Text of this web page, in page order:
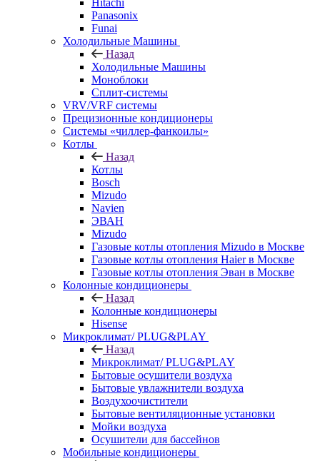
Hitachi
Panasonix
Funai
Холодильные Машины
Назад
Холодильные Машины
Моноблоки
Сплит-системы
VRV/VRF системы
Прецизионные кондиционеры
Системы «чиллер-фанкоилы»
Котлы
Назад
Котлы
Bosch
Mizudo
Navien
ЭВАН
Mizudo
Газовые котлы отопления Mizudo в Москве
Газовые котлы отопления Haier в Москве
Газовые котлы отопления Эван в Москве
Колонные кондиционеры
Назад
Колонные кондиционеры
Hisense
Микроклимат/ PLUG&PLAY
Назад
Микроклимат/ PLUG&PLAY
Бытовые осушители воздуха
Бытовые увлажнители воздуха
Воздухоочистители
Бытовые вентиляционные установки
Мойки воздуха
Осушители для бассейнов
Мобильные кондиционеры